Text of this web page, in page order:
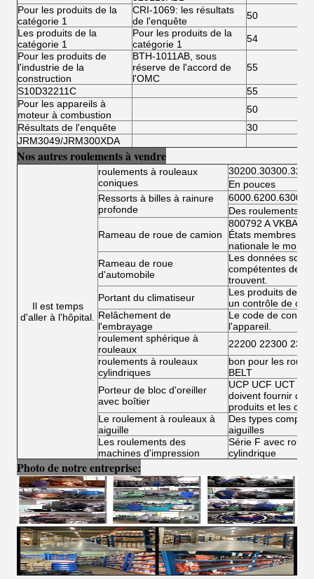
Pour les produits de la
catégorie 1
CRI-1069: les résultats
de l'enquête
50
Les produits de la
catégorie 1
Pour les produits de la
catégorie 1
54
Pour les produits de
l'industrie de la
construction
BTH-1011AB, sous
réserve de l'accord de
l'OMC
55
S10D32211C
55
Pour les appareils à
moteur à combustion
50
Résultats de l'enquête
30
JRM3049/JRM300XDA
Nos autres roulements à vendre
Il est temps
d'aller à l'hôpital.
roulements à rouleaux
coniques
En pouces
Ressorts à billes à rainure
profonde
Des roulements à
Rameau de roue de camion
800792 A VKBA
États membres
nationale le
Rameau de roue
d'automobile
Les données sont
compétentes de
trouvent.
Portant du climatiseur
Les produits de la
un contrôle de
Relâchement de
l'embrayage
Le code de
l'appareil.
roulement sphérique à
rouleaux
22200 22300
roulements à rouleaux
cylindriques
bon pour les
BELT
Porteur de bloc d'oreiller
avec boîtier
UCP UCF UCT
doivent fournir
produits et les
Le roulement à rouleaux à
aiguille
Des types
aiguilles
Les roulements des
machines d'impression
Série F avec
cylindrique
Photo de notre entreprise: